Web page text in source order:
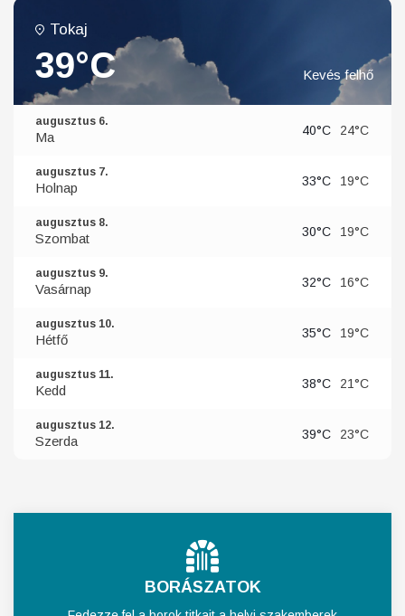
Tokaj
39°C Kevés felhő
augusztus 6.
Ma 40°C 24°C
augusztus 7.
Holnap 33°C 19°C
augusztus 8.
Szombat 30°C 19°C
augusztus 9.
Vasárnap 32°C 16°C
augusztus 10.
Hétfő 35°C 19°C
augusztus 11.
Kedd 38°C 21°C
augusztus 12.
Szerda 39°C 23°C
BORÁSZATOK